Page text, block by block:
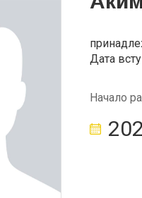
Дата
Начало